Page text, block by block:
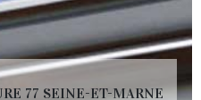
77 SEINE-ET-MARNE